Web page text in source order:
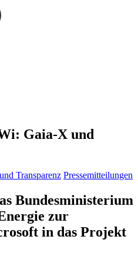
Gaia-X und
Transparenz Pressemitteilungen
Bundesministerium
zur
in das Projekt